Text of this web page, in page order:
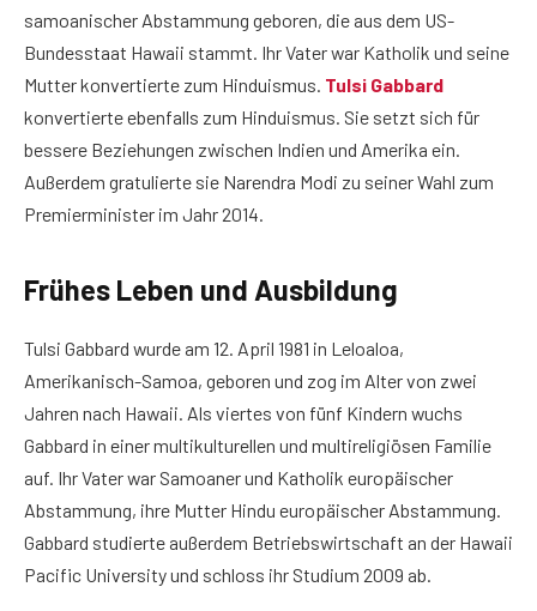
samoanischer Abstammung geboren, die aus dem US-
Bundesstaat Hawaii stammt. Ihr Vater war Katholik und seine
Mutter konvertierte zum Hinduismus. Tulsi Gabbard
konvertierte ebenfalls zum Hinduismus. Sie setzt sich für
bessere Beziehungen zwischen Indien und Amerika ein.
Außerdem gratulierte sie Narendra Modi zu seiner Wahl zum
Premierminister im Jahr 2014.
Frühes Leben und Ausbildung
Tulsi Gabbard wurde am 12. April 1981 in Leloaloa,
Amerikanisch-Samoa, geboren und zog im Alter von zwei
Jahren nach Hawaii. Als viertes von fünf Kindern wuchs
Gabbard in einer multikulturellen und multireligiösen Familie
auf. Ihr Vater war Samoaner und Katholik europäischer
Abstammung, ihre Mutter Hindu europäischer Abstammung.
Gabbard studierte außerdem Betriebswirtschaft an der Hawaii
Pacific University und schloss ihr Studium 2009 ab.